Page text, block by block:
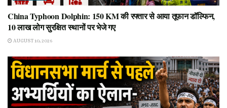
China Typhoon Dolphin: 150 KM की रफ्तार से आया तूफान डॉल्फिन,
10 लाख लोग सुरक्षित स्थानों पर भेजे गए
AUGUST 10, 2026